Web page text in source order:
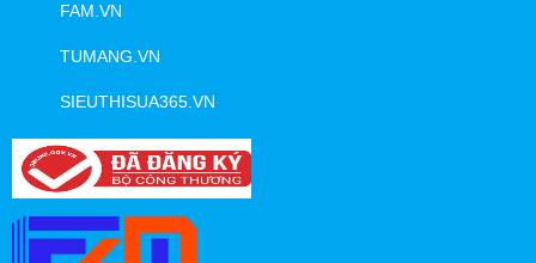
FAM.VN
TUMANG.VN
SIEUTHISUA365.VN